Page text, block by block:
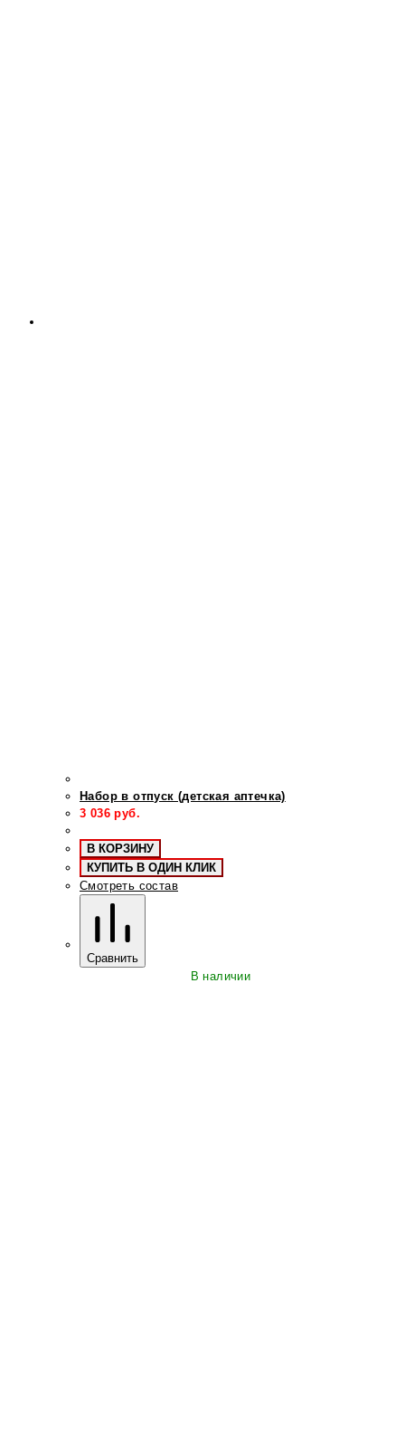
Набор в отпуск (детская аптечка)
3 036 руб.
В КОРЗИНУ
КУПИТЬ В ОДИН КЛИК
Смотреть состав
Сравнить
В наличии